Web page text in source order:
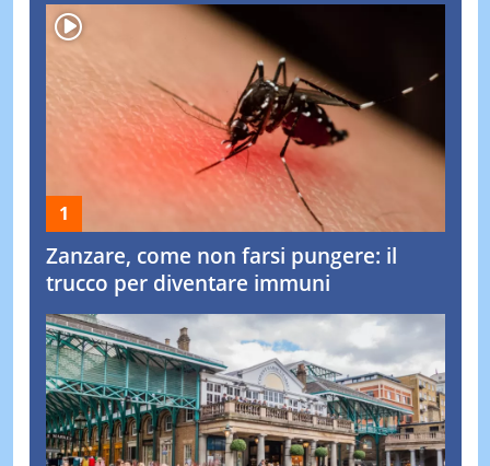
Zanzare, come non farsi pungere: il
trucco per diventare immuni